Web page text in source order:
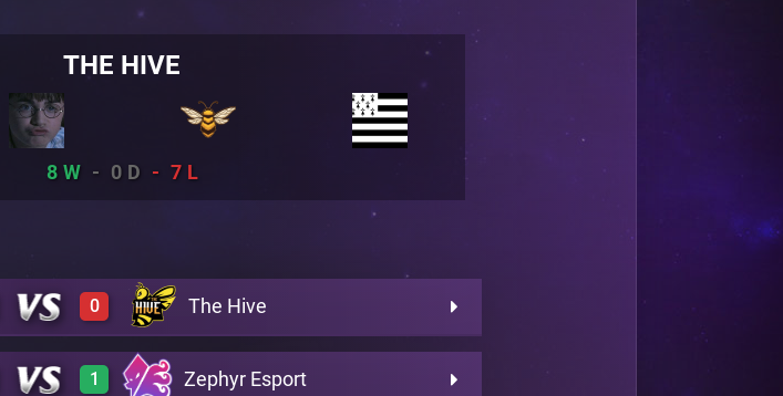
THE HIVE
8 0 7
The Hive
0
A20 0 Zephyr Esport
1